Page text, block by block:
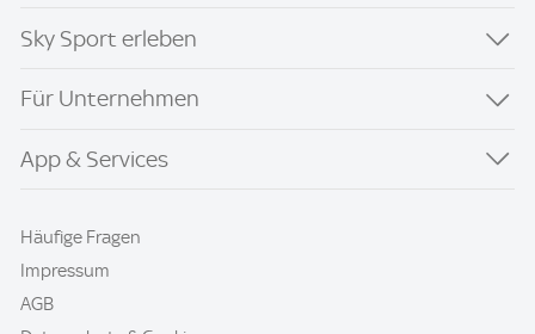
Sky Sport erleben
Für Unternehmen
App & Services
Häufige Fragen
Impressum
AGB